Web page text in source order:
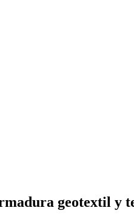
geotextil y